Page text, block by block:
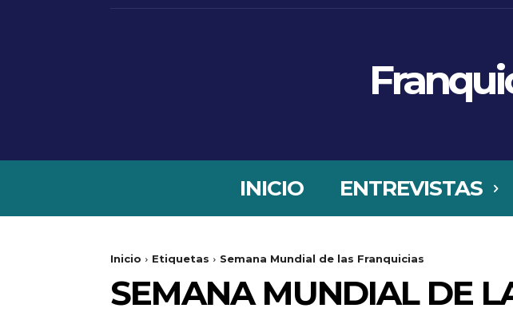
INICIO ENTREVISTAS
Inicio Etiquetas Semana Mundial de las Franquicias
SEMANA MUNDIAL DE